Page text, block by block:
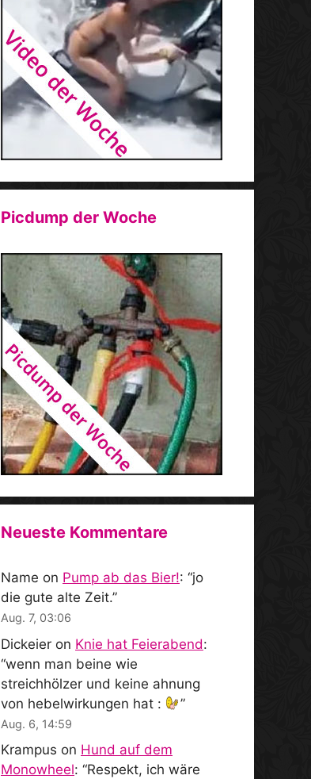
Picdump der Woche
Neueste Kommentare
Name on Pump ab das Bier!: “jo
die gute alte Zeit.”
Aug. 7, 03:06
Dickeier on Knie hat Feierabend:
“wenn man beine wie
streichhölzer und keine ahnung
von hebelwirkungen hat :
”
Aug. 6, 14:59
Krampus on Hund auf dem
Monowheel: “Respekt, ich wäre